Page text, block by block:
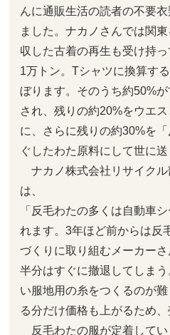
んに通販生活の読者の不要
ました。ナカノさんでは関
収した古着の再生も受け持
1万トン。Tシャツに換算す
ぼります。そのうち約50%
され、残りの約20%をウエ
に、さらに残りの約30%を
ぐしたわた原料にして世に送
ナカノ株式会社リサイクル
は、
「反毛わたの多くは自動車
れます。3年ほど前からは反
づくりに取り組むメーカーさ
半分はすぐに撤退してしま
い服地用の糸をつくるのが
る分だけ価格も上がるため
反毛わたの服が定着してい